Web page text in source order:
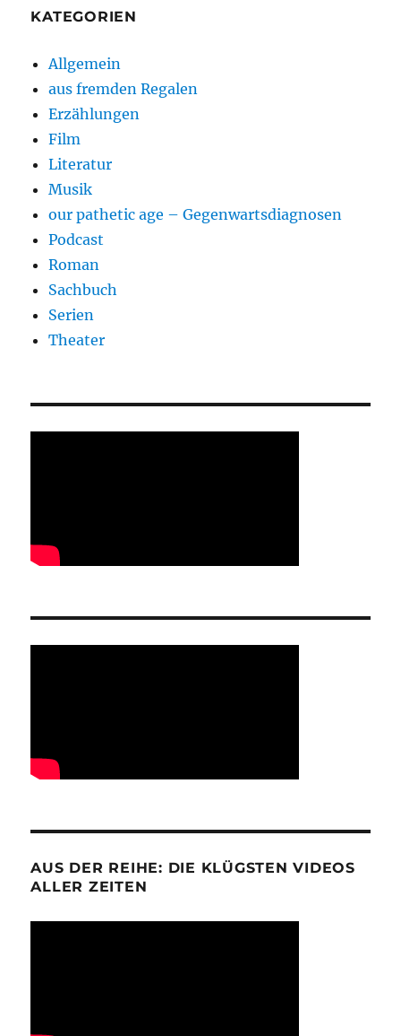
KATEGORIEN
Allgemein
aus fremden Regalen
Erzählungen
Film
Literatur
Musik
our pathetic age – Gegenwartsdiagnosen
Podcast
Roman
Sachbuch
Serien
Theater
AUS DER REIHE: DIE KLÜGSTEN VIDEOS
ALLER ZEITEN